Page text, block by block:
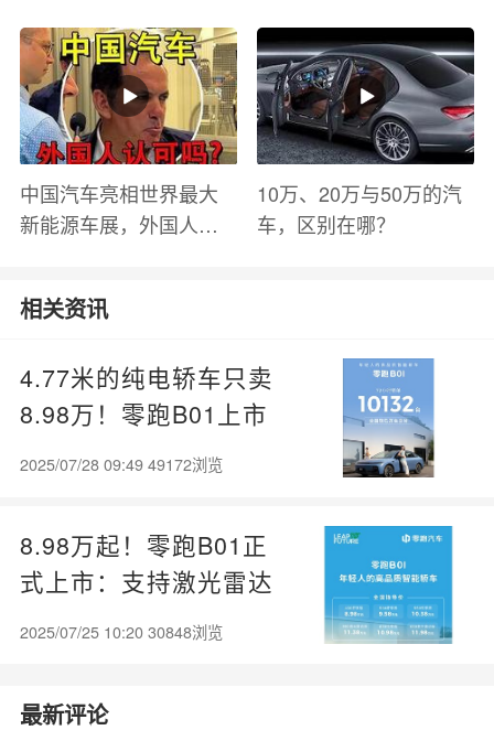
有哪些？
中国汽车亮相世界最大
新能源车展，外国人怎
10万、20万与50万的汽
车，区别在哪？
相关资讯
4.77米的纯电轿车只卖
8.98万！零跑B01上市
72小时锁单破万台
2025/07/28 09:49 49172浏览
8.98万起！零跑B01正
式上市：支持激光雷达
2025/07/25 10:20 30848浏览
最新评论